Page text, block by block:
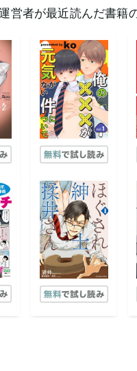
営者が最近読んだ書籍